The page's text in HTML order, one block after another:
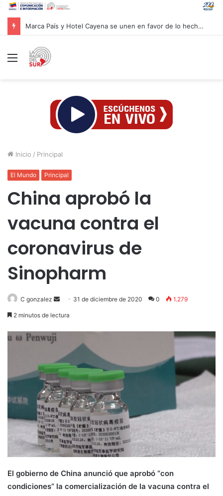
Gobierno venezolano prohíbe exportación de materiales de construcción hasta el 31 de diciembre
Menú
Inicio / Principal
El Mundo Principal
China aprobó la
vacuna contra el
coronavirus de
Sinopharm
C gonzalez
Send 31 de diciembre de 2020 0 1.279
2 minutos de lectura
El gobierno de China anunció que aprobó “con
condiciones” la comercialización de la vacuna contra el